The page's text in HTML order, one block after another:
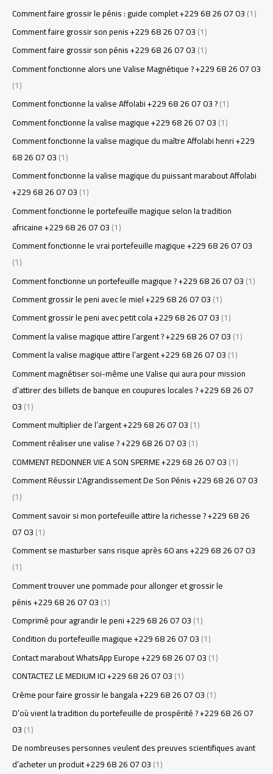
Comment faire grossir le pénis : guide complet +229 68 26 07 03(1)
Comment faire grossir son penis +229 68 26 07 03(1)
Comment faire grossir son pénis +229 68 26 07 03(1)
Comment fonctionne alors une Valise Magnétique ? +229 68 26 07 03
(1)
Comment fonctionne la valise Affolabi +229 68 26 07 03 ?(1)
Comment fonctionne la valise magique +229 68 26 07 03(1)
Comment fonctionne la valise magique du maître Affolabi henri +229
68 26 07 03(1)
Comment fonctionne la valise magique du puissant marabout Affolabi
+229 68 26 07 03(1)
Comment fonctionne le portefeuille magique selon la tradition
africaine +229 68 26 07 03(1)
Comment fonctionne le vrai portefeuille magique +229 68 26 07 03
(1)
Comment fonctionne un portefeuille magique ? +229 68 26 07 03(1)
Comment grossir le peni avec le miel +229 68 26 07 03(1)
Comment grossir le peni avec petit cola +229 68 26 07 03(1)
Comment la valise magique attire l’argent ? +229 68 26 07 03(1)
Comment la valise magique attire l’argent +229 68 26 07 03(1)
Comment magnétiser soi-même une Valise qui aura pour mission
d’attirer des billets de banque en coupures locales ? +229 68 26 07
03(1)
Comment multiplier de l’argent +229 68 26 07 03(1)
Comment réaliser une valise ? +229 68 26 07 03(1)
COMMENT REDONNER VIE A SON SPERME +229 68 26 07 03(1)
Comment Réussir L'Agrandissement De Son Pénis +229 68 26 07 03
(1)
Comment savoir si mon portefeuille attire la richesse ? +229 68 26
07 03(1)
Comment se masturber sans risque après 60 ans +229 68 26 07 03
(1)
Comment trouver une pommade pour allonger et grossir le
pénis +229 68 26 07 03(1)
Comprimé pour agrandir le peni +229 68 26 07 03(1)
Condition du portefeuille magique +229 68 26 07 03(1)
Contact marabout WhatsApp Europe +229 68 26 07 03(1)
CONTACTEZ LE MEDIUM ICI +229 68 26 07 03(1)
Crème pour faire grossir le bangala +229 68 26 07 03(1)
D’où vient la tradition du portefeuille de prospérité ? +229 68 26 07
03(1)
De nombreuses personnes veulent des preuves scientifiques avant
d’acheter un produit +229 68 26 07 03(1)